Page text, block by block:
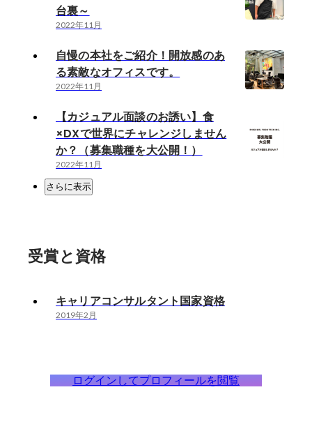
台裏～
2022年11月
自慢の本社をご紹介！開放感のあ
る素敵なオフィスです。
2022年11月
【カジュアル面談のお誘い】食
×DXで世界にチャレンジしません
か？（募集職種を大公開！）
2022年11月
さらに表示
受賞と資格
キャリアコンサルタント国家資格
2019年2月
ログインしてプロフィールを閲覧